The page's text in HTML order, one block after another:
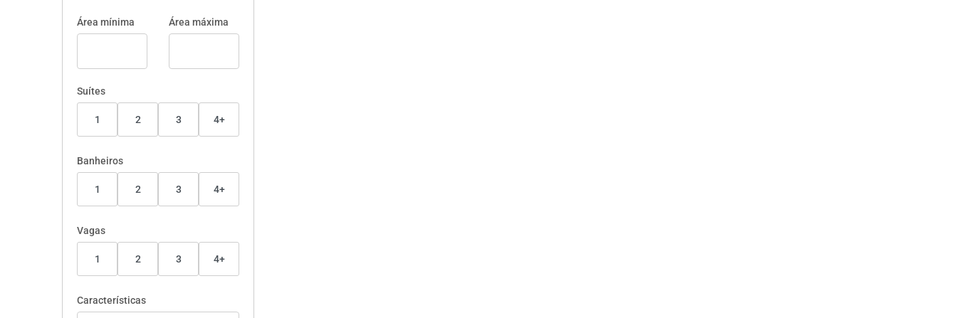
Área mínima Área máxima
Suítes
1 2 3 4+
Banheiros
1 2 3 4+
Vagas
1 2 3 4+
Características